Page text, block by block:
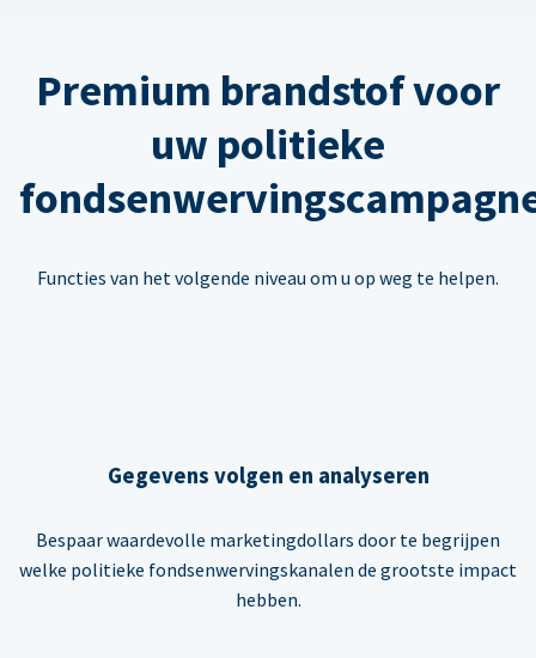
Premium brandstof voor
uw politieke
Functies van het volgende niveau om u op weg te helpen.
Gegevens volgen en analyseren
Bespaar waardevolle marketingdollars door te begrijpen
welke politieke fondsenwervingskanalen de grootste impact
hebben.